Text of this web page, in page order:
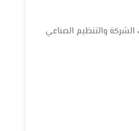
والتنظيم الصناعي